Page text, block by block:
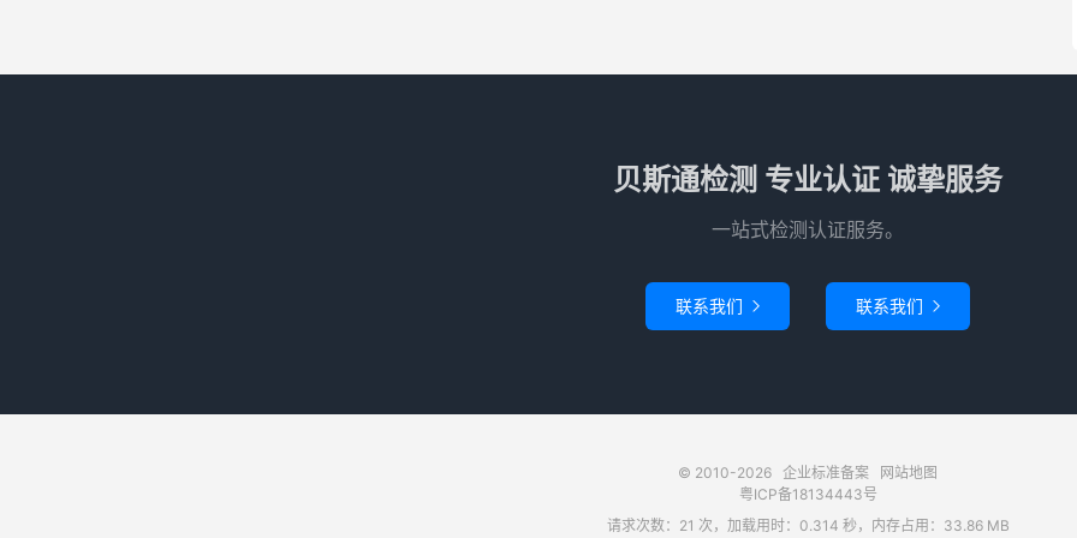
贝斯通检测 专业认证 诚挚服务
一站式检测认证服务。
联系我们  联系我们 
© 2010-2026 企业标准备案
网站地图
粤ICP备18134443号
请求次数：21 次，加载用时：0.314 秒，内存占用：33.86 MB